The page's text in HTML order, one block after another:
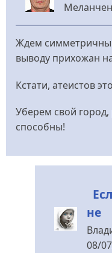
Ждем
выводу прихожан
Кстати, атеистов
Уберем свой город,
способны!
не
08/